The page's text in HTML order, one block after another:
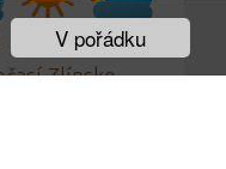
V pořádku
29 °C
34 °C
Zlínsko